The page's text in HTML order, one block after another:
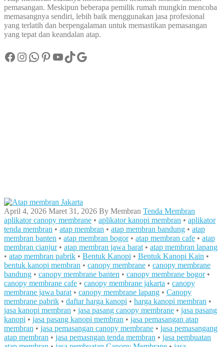
pemasangan. Meskipun beberapa pemilik rumah mungkin mencoba
memasangnya sendiri, lebih baik menggunakan jasa profesional
yang terlatih dan berpengalaman untuk memastikan pemasangan
yang tepat dan keandalan atap.
Facebook
Instagram
WhatsApp
Pinterest
YouTube
TikTok
Google
April 4, 2026 Maret 31, 2026 By Membran Tenda Membran
aplikator canopy membrane • aplikator kanopi membran • aplikator
tenda membran • atap membran • atap membran bandung • atap
membran banten • atap membran bogor• atap membran cafe • atap
membran cianjur• atap membran jawa barat • atap membran lapang
• atap membran pabrik • Bentuk Kanopi • Bentuk Kanopi Kain •
bentuk kanopi membran • canopy membrane • canopy membrane
bandung • canopy membrane banten • canopy membrane bogor•
canopy membrane cafe • canopy membrane jakarta • canopy
membrane jawa barat • canopy membrane lapang • Canopy
membrane pabrik • daftar harga kanopi • harga kanopi membran •
jasa kanopi membran • jasa pasang canopy membrane • jasa pasang
kanopi • jasa pasang kanopi membran • jasa pemasangan atap
membran • jasa pemasangan canopy membrane • jasa pemasangang
atap membran • jasa pemasngan tenda membran • jasa pembuatan